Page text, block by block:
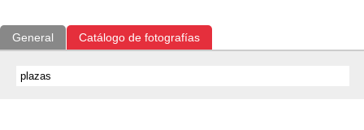
General Catálogo de fotografías